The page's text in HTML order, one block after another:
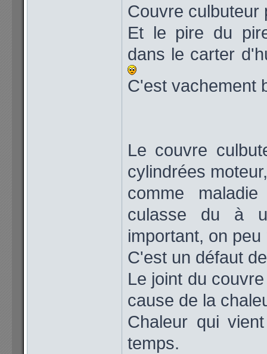
Couvre
Et le pire du
dans le carter
C'est vachement
Le couvre
cylindrées
comme
culasse du à
important, on
C'est un défaut
Le joint du
cause de la
Chaleur qui
temps.